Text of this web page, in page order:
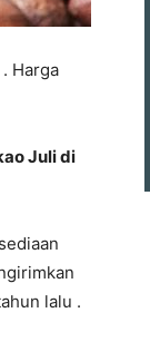
Harga
Juli di
lalu .